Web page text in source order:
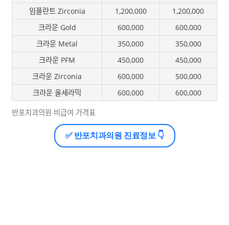
반포치과의원 비급여 가격표
임플란트 Zirconia
1,200,000
1,200,000
크라운 Gold
600,000
600,000
크라운 Metal
350,000
350,000
크라운 PFM
450,000
450,000
크라운 Zirconia
600,000
500,000
크라운 올세라믹
600,000 600,000
✅ 반포치과의원 진료정보 👇